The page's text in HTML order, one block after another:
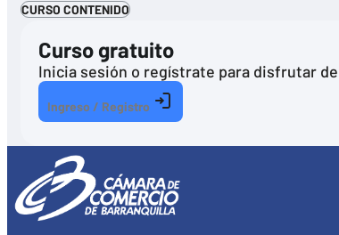
CURSO CONTENIDO
Curso gratuito
Inicia sesión o regístrate para disfrutar
Ingreso / Registro